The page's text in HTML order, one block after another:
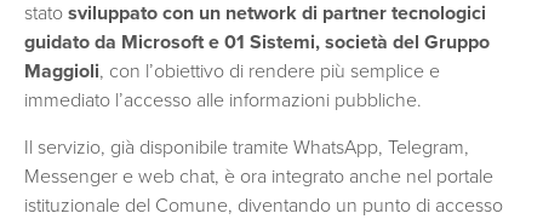
stato sviluppato con un network di partner tecnologici
guidato da Microsoft e 01 Sistemi, società del Gruppo
Maggioli, con l’obiettivo di rendere più semplice e
immediato l’accesso alle informazioni pubbliche.
Il servizio, già disponibile tramite WhatsApp, Telegram,
Messenger e web chat, è ora integrato anche nel portale
istituzionale del Comune, diventando un punto di accesso